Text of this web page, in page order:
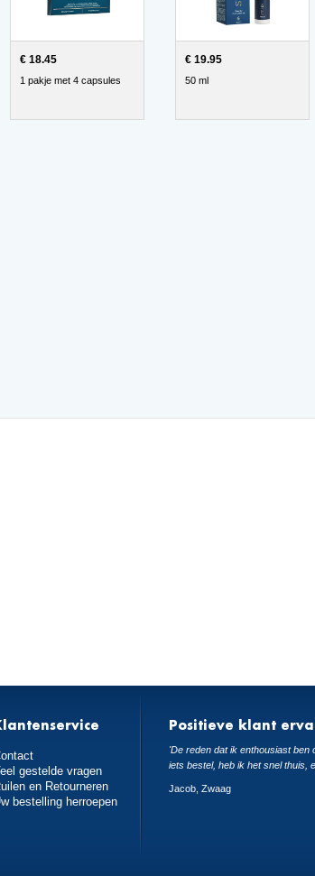
€ 18.45
1 pakje met 4 capsules
€ 19.95
50 ml
gestelde vragen
en Retourneren
bestelling herroepen
Positieve klant
'De reden dat ik enthousiast ben
iets bestel, heb ik het snel thuis,
Jacob, Zwaag